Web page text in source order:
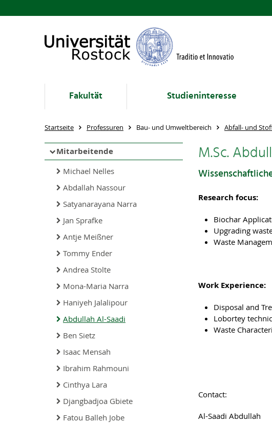
Fakultät Studieninteresse
Startseite Professuren Bau- und Umweltbereich Abfall- und
Mitarbeitende
Michael Nelles
Abdallah Nassour
Satyanarayana Narra
Jan Sprafke
Antje Meißner
Tommy Ender
Andrea Stolte
Mona-Maria Narra
Haniyeh Jalalipour
Abdullah Al-Saadi
Ben Sietz
Isaac Mensah
Ibrahim Rahmouni
Cinthya Lara
Djangbadjoa Gbiete
Fatou Balleh Jobe
M.Sc.
Research focus:
Biochar
Upgrading
Waste
Work Experience:
Disposal and
Lobortey
Waste
Contact:
Al-Saadi Abdullah